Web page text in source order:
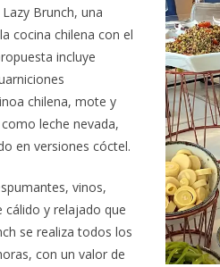
Brunch, una
cocina chilena con el
incluye
chilena, mote y
leche nevada,
en versiones cóctel.
vinos,
cálido y relajado que
se realiza todos los
con un valor de